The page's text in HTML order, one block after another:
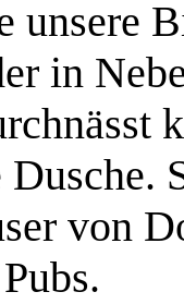
unsere
in
von